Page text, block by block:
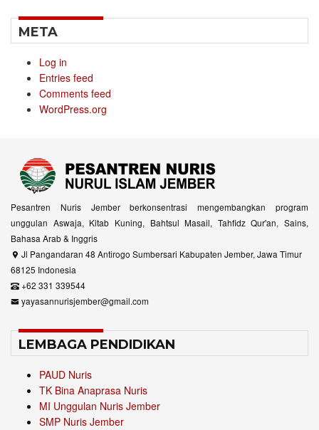
META
Log in
Entries feed
Comments feed
WordPress.org
Pesantren Nuris Jember berkonsentrasi mengembangkan program
unggulan Aswaja, Kitab Kuning, Bahtsul Masail, Tahfidz Qur'an, Sains,
Bahasa Arab & Inggris
Jl Pangandaran 48 Antirogo Sumbersari Kabupaten Jember, Jawa Timur
68125 Indonesia
+62 331 339544
yayasannurisjember@gmail.com
LEMBAGA PENDIDIKAN
PAUD Nuris
TK Bina Anaprasa Nuris
MI Unggulan Nuris Jember
SMP Nuris Jember